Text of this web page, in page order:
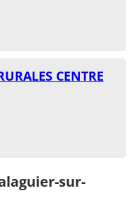
CENTRE
sur-